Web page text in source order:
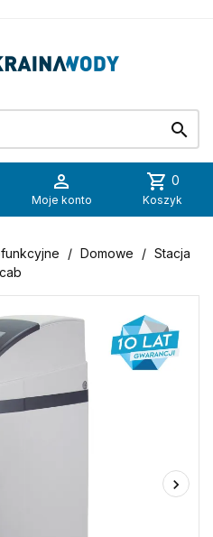


Moje konto
shopping_cart 0
Koszyk
Domowe
Stacja